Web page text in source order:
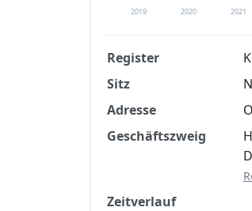
2019 2020 2021
Finanzkennzahlen
Register
Sitz
Adresse
Geschäftszweig
Zeitverlauf